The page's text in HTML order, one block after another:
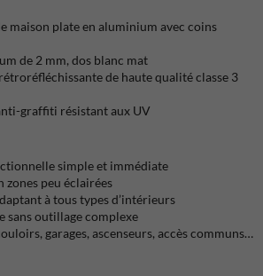
maison plate en aluminium avec coins
de 2 mm, dos blanc mat
de haute qualité classe 3
graffiti résistant aux UV
simple et immédiate
peu éclairées
à tous types d’intérieurs
outillage complexe
garages, ascenseurs, accès communs…